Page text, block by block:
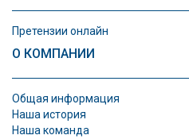
Претензии онлайн
О КОМПАНИИ
Общая информация
Наша история
Наша команда